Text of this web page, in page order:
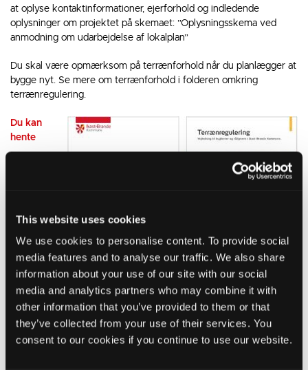
This website uses cookies
We use cookies to personalise content. To provide social
media features and to analyse our traffic. We also share
information about your use of our site with our social
media and analytics partners who may combine it with
other information that you’ve provided to them or that
they’ve collected from your use of their services. You
consent to our cookies if you continue to use our website.
at oplyse kontaktinformationer, ejerforhold og indledende
oplysninger om projektet på skemaet: ”Oplysningsskema ved
anmodning om udarbejdelse af lokalplan”
Du skal være opmærksom på terrænforhold når du planlægger at
bygge nyt. Se mere om terrænforhold i folderen omkring
terrænregulering.
Du kan
hente
Bygherrevejledningen her
Du kan hente Oplysningsskemaet her
Du kan hente folder om Terrænregulering her